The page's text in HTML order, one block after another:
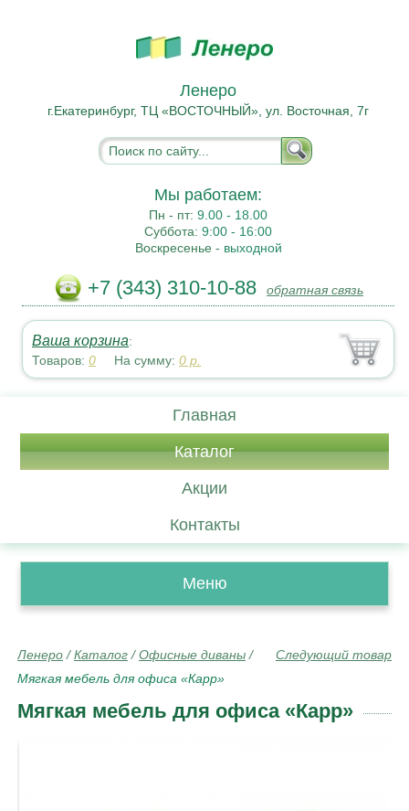
Ленеро
г.Екатеринбург, ТЦ «ВОСТОЧНЫЙ», ул. Восточная, 7г
Мы работаем:
Пн - пт:9.00 - 18.00
Суббота:9:00 - 16:00
Воскресенье - выходной
+7 (343) 310-10-88 обратная связь
Ваша корзина:
Товаров:0 На сумму:0 р.
Главная
Каталог
Акции
Контакты
Меню
Следующий товар
Ленеро /Каталог /Офисные диваны /
Мягкая мебель для офиса «Карр»
Мягкая мебель для офиса «Карр»